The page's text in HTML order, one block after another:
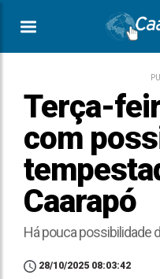
Terça-
com
Caarapó
Há pouca possibilidade
28/10/2025 08:03:42